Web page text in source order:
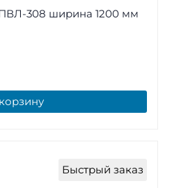
308 ширина 1200 мм
Быстрый заказ